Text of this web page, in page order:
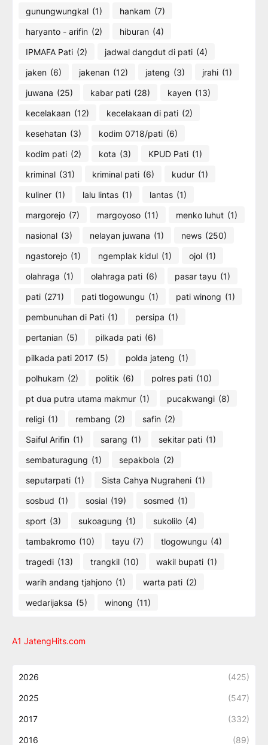
gunungwungkal (1) hankam (7)
haryanto - arifin (2) hiburan (4)
IPMAFA Pati (2) jadwal dangdut di pati (4)
jaken (6) jakenan (12) jateng (3) jrahi (1)
juwana (25) kabar pati (28) kayen (13)
kecelakaan (12) kecelakaan di pati (2)
kesehatan (3) kodim 0718/pati (6)
kodim pati (2) kota (3) KPUD Pati (1)
kriminal (31) kriminal pati (6) kudur (1)
kuliner (1) lalu lintas (1) lantas (1)
margorejo (7) margoyoso (11) menko luhut (1)
nasional (3) nelayan juwana (1) news (250)
ngastorejo (1) ngemplak kidul (1) ojol (1)
olahraga (1) olahraga pati (6) pasar tayu (1)
pati (271) pati tlogowungu (1) pati winong (1)
pembunuhan di Pati (1) persipa (1)
pertanian (5) pilkada pati (6)
pilkada pati 2017 (5) polda jateng (1)
polhukam (2) politik (6) polres pati (10)
pt dua putra utama makmur (1) pucakwangi (8)
religi (1) rembang (2) safin (2)
Saiful Arifin (1) sarang (1) sekitar pati (1)
sembaturagung (1) sepakbola (2)
seputarpati (1) Sista Cahya Nugraheni (1)
sosbud (1) sosial (19) sosmed (1)
sport (3) sukoagung (1) sukolilo (4)
tambakromo (10) tayu (7) tlogowungu (4)
tragedi (13) trangkil (10) wakil bupati (1)
warih andang tjahjono (1) warta pati (2)
wedarijaksa (5) winong (11)
A1 JatengHits.com
2026 (425)
2025 (547)
2017 (332)
2016 (89)